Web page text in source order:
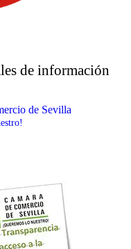
de información
de Sevilla